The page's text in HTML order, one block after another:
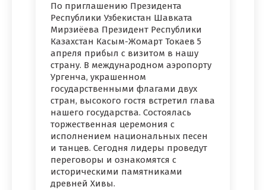
По приглашению Президента
Республики Узбекистан Шавката
Мирзиёева Президент Республики
Казахстан Касым-Жомарт Токаев 5
апреля прибыл с визитом в нашу
страну. В международном аэропорту
Ургенча, украшенном
государственными флагами двух
стран, высокого гостя встретил глава
нашего государства. Состоялась
торжественная церемония с
исполнением национальных песен
и танцев. Сегодня лидеры проведут
переговоры и ознакомятся с
историческими памятниками
древней Хивы.